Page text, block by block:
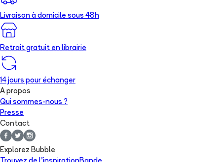
Livraison à domicile sous 48h
Retrait gratuit en librairie
14 jours pour échanger
A propos
Qui sommes-nous ?
Presse
Contact
Explorez Bubble